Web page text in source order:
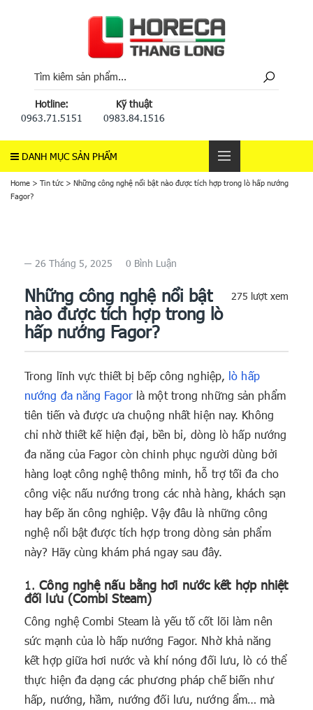
Hotline:
0963.71.5151
Kỹ thuật
0983.84.1516
DANH MỤC SẢN PHẨM
Home > Tin tức > Những công nghệ nổi bật nào được tích hợp trong lò hấp nướng
Fagor?
26 Tháng 5, 2025 0 Bình Luận
275 lượt xem
Những công nghệ nổi bật
nào được tích hợp trong lò
hấp nướng Fagor?
Trong lĩnh vực thiết bị bếp công nghiệp, lò hấp
nướng đa năng Fagorlà một trong những sản phẩm
tiên tiến và được ưa chuộng nhất hiện nay. Không
chỉ nhờ thiết kế hiện đại, bền bỉ, dòng lò hấp nướng
đa năng của Fagor còn chinh phục người dùng bởi
hàng loạt công nghệ thông minh, hỗ trợ tối đa cho
công việc nấu nướng trong các nhà hàng, khách sạn
hay bếp ăn công nghiệp. Vậy đâu là những công
nghệ nổi bật được tích hợp trong dòng sản phẩm
này? Hãy cùng khám phá ngay sau đây.
1.Công nghệ nấu bằng hơi nước kết hợp nhiệt
đối lưu (Combi Steam)
Công nghệ Combi Steam là yếu tố cốt lõi làm nên
sức mạnh của lò hấp nướng Fagor. Nhờ khả năng
kết hợp giữa hơi nước và khí nóng đối lưu, lò có thể
thực hiện đa dạng các phương pháp chế biến như
hấp, nướng, hầm, nướng đối lưu, nướng ẩm… mà